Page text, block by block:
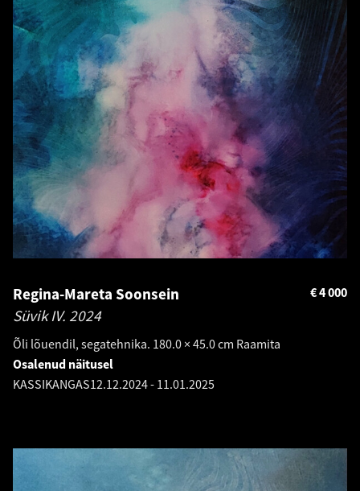
Regina-Mareta Soonsein
Süvik IV. 2024
Õli lõuendil, segatehnika. 180.0 × 45.0 cm Raamita
4 000
€
Osalenud näitusel
KASSIKANGAS12.12.2024- 11.01.2025